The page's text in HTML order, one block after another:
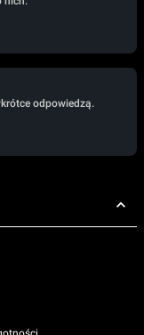
odpowiedzą.